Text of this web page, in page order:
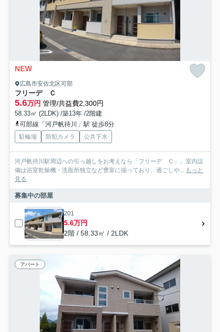
NEW
広島市安佐北区可部
フリーデ Ｃ
5.6万円 管理/共益費2,300円
58.33㎡ (2LDK) /築13年 /2階建
可部線「河戸帆待川」駅 徒歩8分
駐輪場 防犯カメラ 公共下水
河戸帆待川駅周辺への引っ越しをお考えなら「フリーデ Ｃ」。室内設
備は浴室乾燥機・洗面所独立など豊富に揃っており、過ごしや... もっと
見る
募集中の部屋
201
5.6万円
2階 / 58.33㎡ / 2LDK
アパート